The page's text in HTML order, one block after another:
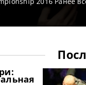
в турнире, что
зрителей. Нил
чемпиона